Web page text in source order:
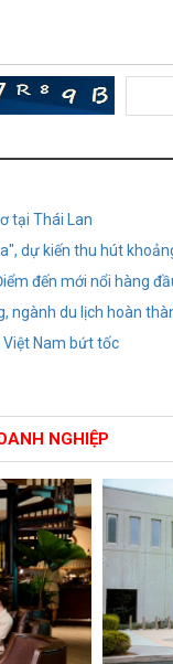
tại Thái Lan
dự kiến thu hút
đến mới nổi hàng
ngành du lịch hoàn
Việt Nam bứt tốc
NGHIỆP